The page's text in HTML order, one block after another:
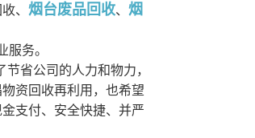
、 烟台废品回收、 烟
务。
省公司的人力和物力，
资回收再利用，也希望
支付、安全快捷、并严